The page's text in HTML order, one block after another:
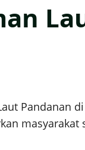
Pandanan
masyarakat